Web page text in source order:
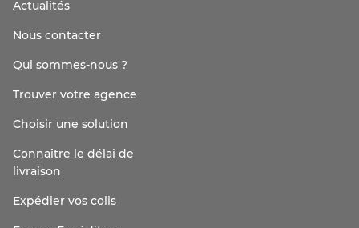
Actualités
Nous contacter
Qui sommes-nous ?
Trouver votre agence
Choisir une solution
Connaître le délai de
livraison
Expédier vos colis